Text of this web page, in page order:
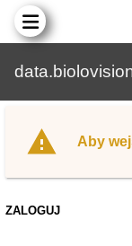
Aby
ZALOGUJ